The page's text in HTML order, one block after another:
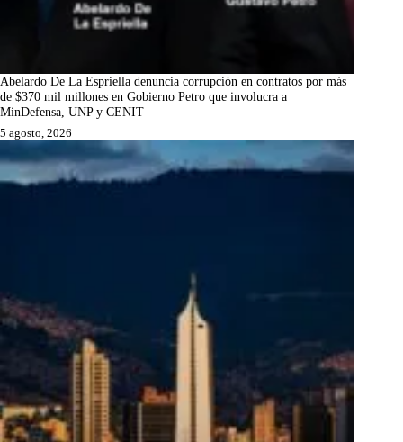
Abelardo De La Espriella denuncia corrupción en contratos por más
de $370 mil millones en Gobierno Petro que involucra a
MinDefensa, UNP y CENIT
5 agosto, 2026